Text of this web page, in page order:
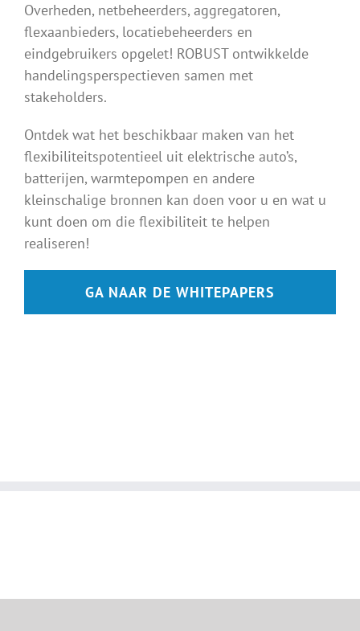
Overheden, netbeheerders, aggregatoren,
flexaanbieders, locatiebeheerders en
eindgebruikers opgelet! ROBUST ontwikkelde
handelingsperspectieven samen met
stakeholders.
Ontdek wat het beschikbaar maken van het
flexibiliteitspotentieel uit elektrische auto’s,
batterijen, warmtepompen en andere
kleinschalige bronnen kan doen voor u en wat u
kunt doen om die flexibiliteit te helpen
realiseren!
GA NAAR DE WHITEPAPERS